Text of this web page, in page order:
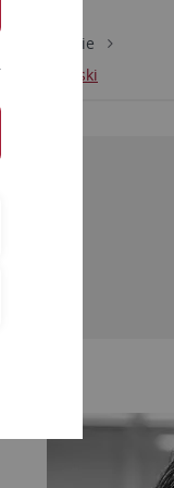
Biochemie
Lukowski